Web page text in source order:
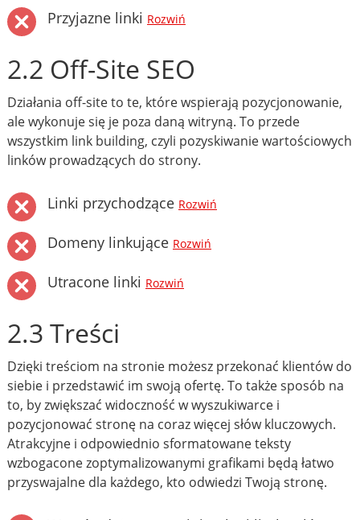
Przyjazne linki Rozwiń
2.2 Off-Site SEO
Działania off-site to te, które wspierają pozycjonowanie,
ale wykonuje się je poza daną witryną. To przede
wszystkim link building, czyli pozyskiwanie wartościowych
linków prowadzących do strony.
Linki przychodzące Rozwiń
Domeny linkujące Rozwiń
Utracone linki Rozwiń
2.3 Treści
Dzięki treściom na stronie możesz przekonać klientów do
siebie i przedstawić im swoją ofertę. To także sposób na
to, by zwiększać widoczność w wyszukiwarce i
pozycjonować stronę na coraz więcej słów kluczowych.
Atrakcyjne i odpowiednio sformatowane teksty
wzbogacone zoptymalizowanymi grafikami będą łatwo
przyswajalne dla każdego, kto odwiedzi Twoją stronę.